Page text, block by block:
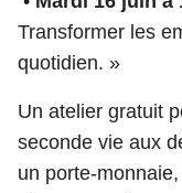
Transformer les
quotidien. »
Un atelier gratuit
seconde vie aux
un porte-